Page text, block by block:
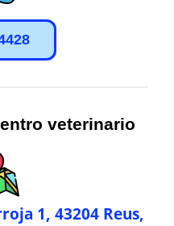
veterinario
1, 43204 Reus,